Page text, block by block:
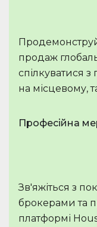
продаж
спілкуватися
на місцевому,
Професійна
Зв'яжіться з
брокерами та
платформі